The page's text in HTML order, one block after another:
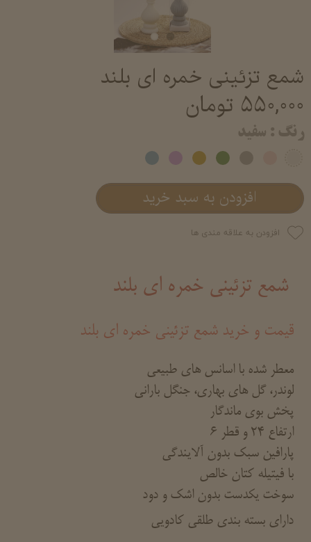
شمع تزئینی خمره ای بلند
۵۵۰,۰۰۰ تومان
رنگ : سفید
افزودن به سبد خرید
افزودن به علاقه مندی ها
شمع تزئینی خمره ای بلند
قیمت و خرید شمع تزئینی خمره ای بلند
معطر شده با اسانس های طبیعی
لوندر، گل های بهاری، جنگل بارانی
پخش بوی ماندگار
ارتفاع 24 و قطر 6
پارافین سبک بدون آلایندگی
با فیتیله کتان خالص
سوخت یکدست بدون اشک و دود
دارای بسته بندی طلقی کادویی